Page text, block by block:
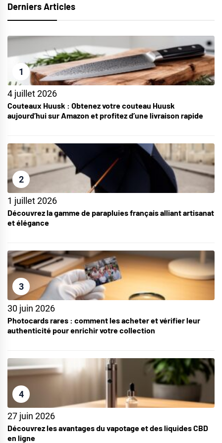
Derniers Articles
1
4 juillet 2026
Couteaux Huusk : Obtenez votre couteau Huusk
aujourd’hui sur Amazon et profitez d’une livraison rapide
2
1 juillet 2026
Découvrez la gamme de parapluies français alliant artisanat
et élégance
3
30 juin 2026
Photocards rares : comment les acheter et vérifier leur
authenticité pour enrichir votre collection
4
27 juin 2026
Découvrez les avantages du vapotage et des liquides CBD
en ligne